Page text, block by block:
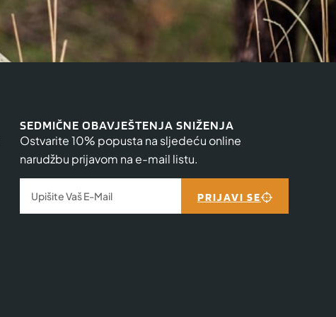
SEDMIČNE OBAVJEŠTENJA SNIŽENJA
Ostvarite 10% popusta na sljedeću online
narudžbu prijavom na e-mail listu.
PRIJAVI SE